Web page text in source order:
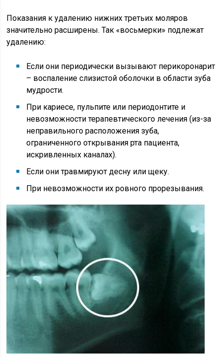
Показания к удалению нижних третьих моляров
значительно расширены. Так «восьмерки» подлежат
удалению:
Если они периодически вызывают перикоронарит
– воспаление слизистой оболочки в области зуба
мудрости.
При кариесе, пульпите или периодонтите и
невозможности терапевтического лечения (из-за
неправильного расположения зуба,
ограниченного открывания рта пациента,
искривленных каналах).
Если они травмируют десну или щеку.
При невозможности их ровного прорезывания.